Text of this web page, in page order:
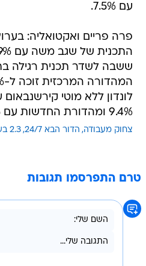
עם 7.5%.
9.4% ומהדורת החדשות עם 12.4%.
צחוק מעבודה הדור הבא 24/7 2.3 בשבוע
טרם התפרסמו תגובות